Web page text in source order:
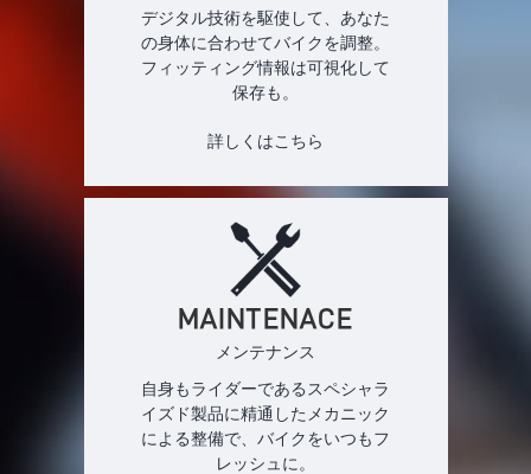
デジタル技術を駆使して、あなた
の身体に合わせてバイクを調整。
フィッティング情報は可視化して
保存も。
詳しくはこちら
MAINTENACE
メンテナンス
自身もライダーであるスペシャラ
イズド製品に精通したメカニック
による整備で、バイクをいつもフ
レッシュに。